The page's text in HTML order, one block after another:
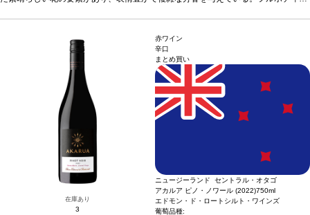
滑らかで上質なタンニンをたっぷりと感じ、プラムを含む長い余韻が続く。
ローストしたラム、キノコ料理、甘味や酸味のある野菜料理
SWNZ認証
在庫あり
3
赤ワイン
辛口
まとめ買い
ニュージーランド セントラル・オタゴ
アカルア ピノ・ノワール (2022)750ml
エドモン・ド・ロートシルト・ワインズ
葡萄品種: